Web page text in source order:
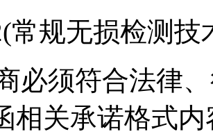
常规无损检测
必须符合法律
相关承诺格式